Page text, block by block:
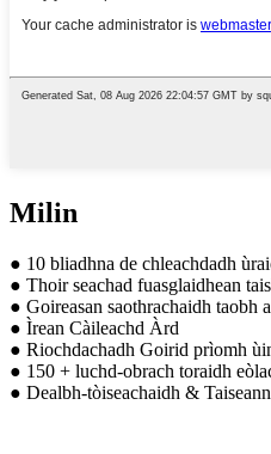
Milin
● 10 bliadhna de chleachdadh
● Thoir seachad fuasglaidhean
● Goireasan saothrachaidh taobh
● Ìrean Càileachd Àrd
● Riochdachadh Goirid prìomh
● 150 + luchd-obrach toraidh
● Dealbh-tòiseachaidh &